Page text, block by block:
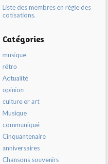
Liste des membres en règle des
cotisations.
Catégories
musique
rétro
Actualité
opinion
culture er art
Musique
communiqué
Cinquantenaire
anniversaires
Chansons souvenirs